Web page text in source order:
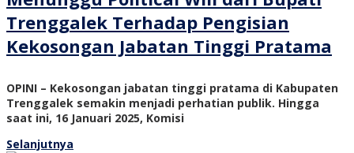
Trenggalek Terhadap Pengisian
Kekosongan Jabatan Tinggi Pratama
OPINI – Kekosongan jabatan tinggi pratama di Kabupaten
Trenggalek semakin menjadi perhatian publik. Hingga
saat ini, 16 Januari 2025, Komisi
Selanjutnya